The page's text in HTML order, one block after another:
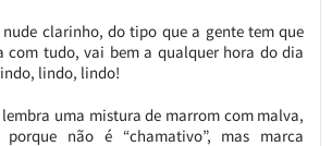
clarinho, do tipo que a gente tem que
com tudo, vai bem a qualquer hora do dia
lindo, lindo!
uma mistura de marrom com malva,
não é “chamativo”, mas marca